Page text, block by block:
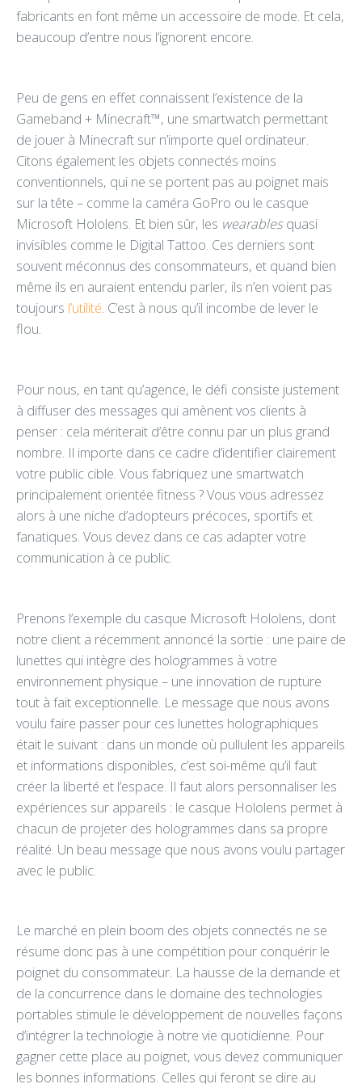
fabricants en font même un accessoire de mode. Et cela,
beaucoup d’entre nous l’ignorent encore.
Peu de gens en effet connaissent l’existence de la
Gameband + Minecraft™, une smartwatch permettant
de jouer à Minecraft sur n’importe quel ordinateur.
Citons également les objets connectés moins
conventionnels, qui ne se portent pas au poignet mais
sur la tête – comme la caméra GoPro ou le casque
Microsoft Hololens. Et bien sûr, les wearablesquasi
invisibles comme le Digital Tattoo. Ces derniers sont
souvent méconnus des consommateurs, et quand bien
même ils en auraient entendu parler, ils n’en voient pas
toujours l’utilité. C’est à nous qu’il incombe de lever le
flou.
Pour nous, en tant qu’agence, le défi consiste justement
à diffuser des messages qui amènent vos clients à
penser : cela mériterait d’être connu par un plus grand
nombre. Il importe dans ce cadre d’identifier clairement
votre public cible. Vous fabriquez une smartwatch
principalement orientée fitness ? Vous vous adressez
alors à une niche d’adopteurs précoces, sportifs et
fanatiques. Vous devez dans ce cas adapter votre
communication à ce public.
Prenons l’exemple du casque Microsoft Hololens, dont
notre client a récemment annoncé la sortie : une paire de
lunettes qui intègre des hologrammes à votre
environnement physique – une innovation de rupture
tout à fait exceptionnelle. Le message que nous avons
voulu faire passer pour ces lunettes holographiques
était le suivant : dans un monde où pullulent les appareils
et informations disponibles, c’est soi-même qu’il faut
créer la liberté et l’espace. Il faut alors personnaliser les
expériences sur appareils : le casque Hololens permet à
chacun de projeter des hologrammes dans sa propre
réalité. Un beau message que nous avons voulu partager
avec le public.
Le marché en plein boom des objets connectés ne se
résume donc pas à une compétition pour conquérir le
poignet du consommateur. La hausse de la demande et
de la concurrence dans le domaine des technologies
portables stimule le développement de nouvelles façons
d’intégrer la technologie à notre vie quotidienne. Pour
gagner cette place au poignet, vous devez communiquer
les bonnes informations. Celles qui feront se dire au